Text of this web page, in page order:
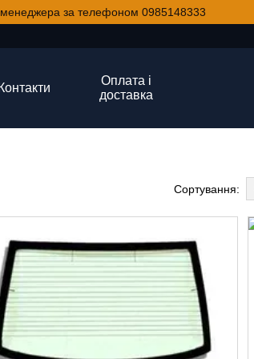
менеджера за телефоном 0985148333
Контакти
Оплата і
доставка
Сортування: